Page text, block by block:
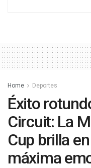
Home Deportes
Éxito
Circuit: La
Cup brilla
máxima